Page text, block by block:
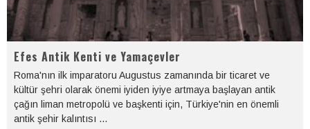
Efes Antik Kenti ve Yamaçevler
Roma'nın ilk imparatoru Augustus zamanında bir ticaret ve
kültür şehri olarak önemi iyiden iyiye artmaya başlayan antik
çağın liman metropolü ve başkenti için, Türkiye'nin en önemli
antik şehir kalıntısı ...